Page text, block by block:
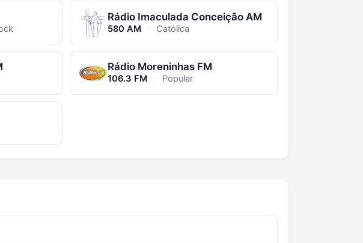
Rádio Imaculada Conceição AM
580 AM · Católica
Rádio Moreninhas FM
106.3 FM · Popular